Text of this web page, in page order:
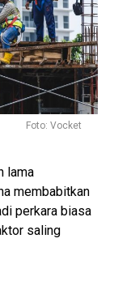
Foto: Vocket
lama
membabitkan
perkara biasa
saling